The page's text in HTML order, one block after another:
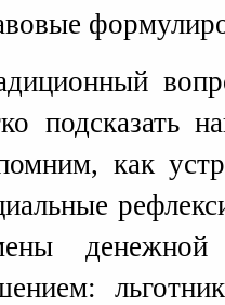
подсказать
как